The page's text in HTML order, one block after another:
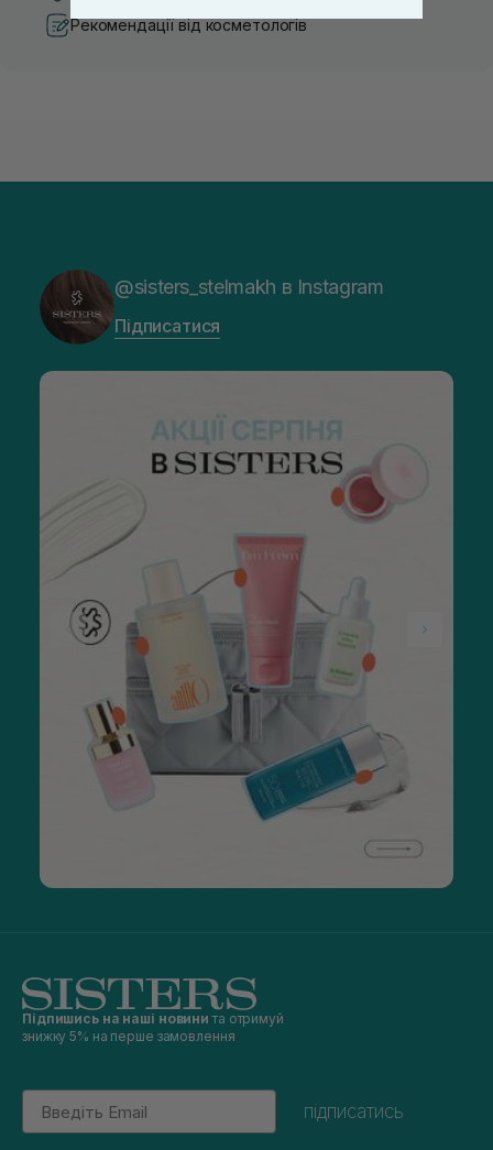
Рекомендації від косметологів
@sisters_stelmakh в Instagram
Підписатися
Підпишись на наші новини та отримуй
знижку 5% на перше замовлення
Email
підписатись